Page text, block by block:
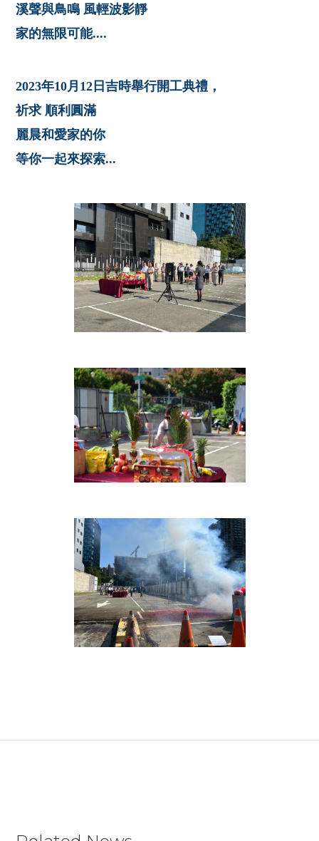
溪聲與鳥鳴 風輕波影靜
家的無限可能....
2023年10月12日吉時舉行開工典禮，
祈求 順利圓滿
麗晨和愛家的你
等你一起來探索...